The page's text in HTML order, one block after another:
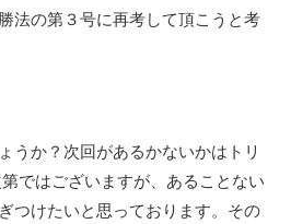
法の第３号に再考して頂こうと考
うか？次回があるかないかはトリ
ではございますが、あることない
つけたいと思っております。その